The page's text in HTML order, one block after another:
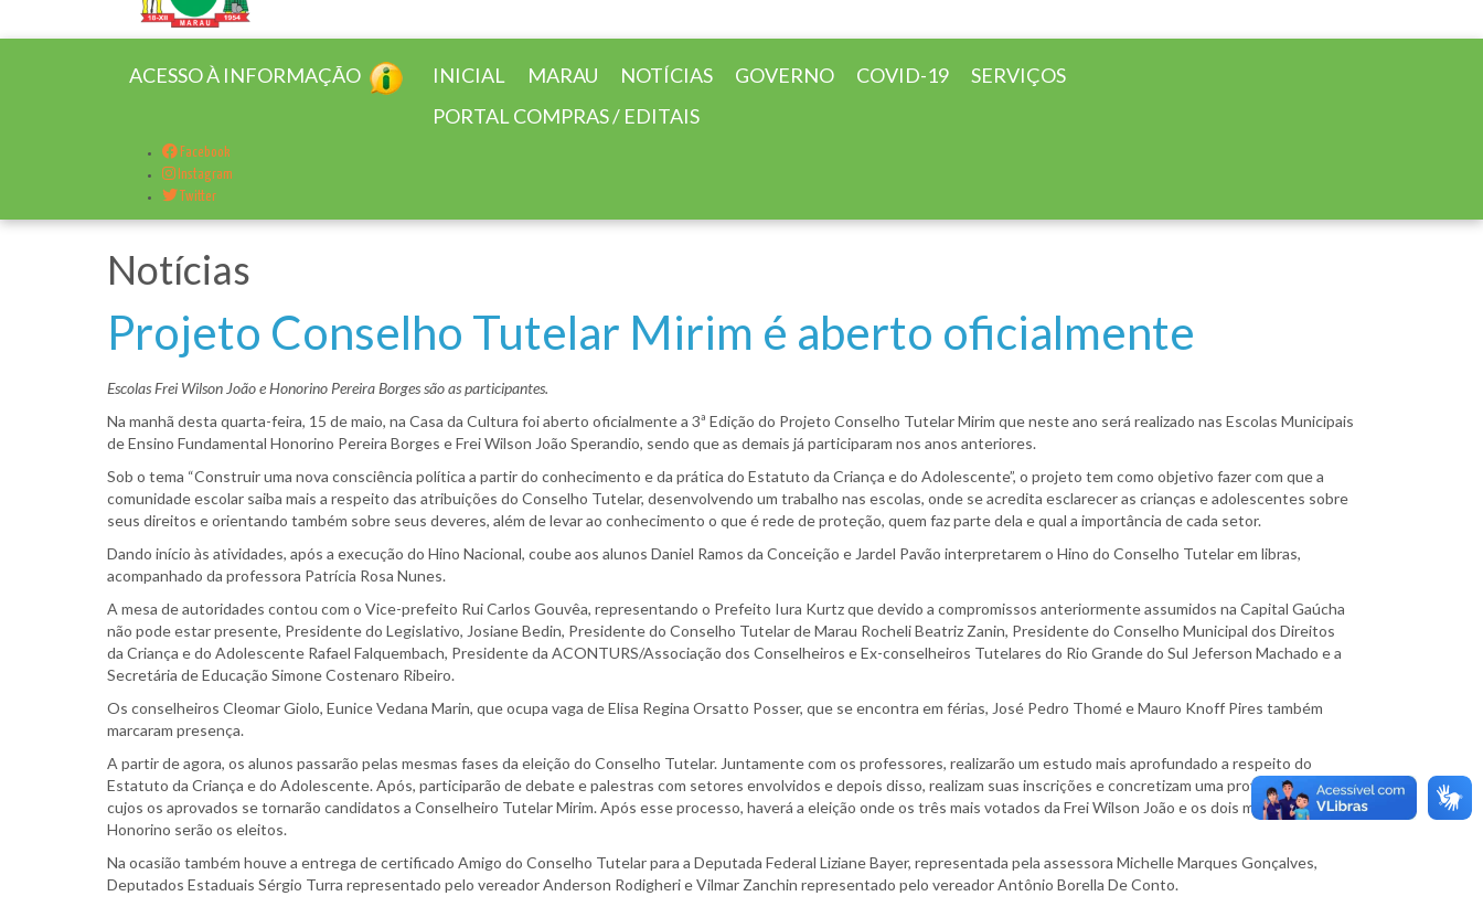
ACESSO À INFORMAÇÃO INICIAL MARAU NOTÍCIAS GOVERNO COVID-19
SERVIÇOS
PORTAL COMPRAS / EDITAIS
Facebook
Instagram
Twitter
Notícias
Projeto Conselho Tutelar Mirim é aberto oficialmente
Escolas Frei Wilson João e Honorino Pereira Borges são as participantes.
Na manhã desta quarta-feira, 15 de maio, na Casa da Cultura foi aberto oficialmente a 3ª Edição do Projeto Conselho Tutelar Mirim que neste ano será realizado nas Escolas Municipais
de Ensino Fundamental Honorino Pereira Borges e Frei Wilson João Sperandio, sendo que as demais já participaram nos anos anteriores.
Sob o tema “Construir uma nova consciência política a partir do conhecimento e da prática do Estatuto da Criança e do Adolescente”, o projeto tem como objetivo fazer com que a
comunidade escolar saiba mais a respeito das atribuições do Conselho Tutelar, desenvolvendo um trabalho nas escolas, onde se acredita esclarecer as crianças e adolescentes sobre
seus direitos e orientando também sobre seus deveres, além de levar ao conhecimento o que é rede de proteção, quem faz parte dela e qual a importância de cada setor.
Dando início às atividades, após a execução do Hino Nacional, coube aos alunos Daniel Ramos da Conceição e Jardel Pavão interpretarem o Hino do Conselho Tutelar em libras,
acompanhado da professora Patrícia Rosa Nunes.
A mesa de autoridades contou com o Vice-prefeito Rui Carlos Gouvêa, representando o Prefeito Iura Kurtz que devido a compromissos anteriormente assumidos na Capital Gaúcha
não pode estar presente, Presidente do Legislativo, Josiane Bedin, Presidente do Conselho Tutelar de Marau Rocheli Beatriz Zanin, Presidente do Conselho Municipal dos Direitos
da Criança e do Adolescente Rafael Falquembach, Presidente da ACONTURS/Associação dos Conselheiros e Ex-conselheiros Tutelares do Rio Grande do Sul Jeferson Machado e a
Secretária de Educação Simone Costenaro Ribeiro.
Os conselheiros Cleomar Giolo, Eunice Vedana Marin, que ocupa vaga de Elisa Regina Orsatto Posser, que se encontra em férias, José Pedro Thomé e Mauro Knoff Pires também
marcaram presença.
A partir de agora, os alunos passarão pelas mesmas fases da eleição do Conselho Tutelar. Juntamente com os professores, realizarão um estudo mais aprofundado a respeito do
Estatuto da Criança e do Adolescente. Após, participarão de debate e palestras com setores envolvidos e depois disso, realizam suas inscrições e concretizam uma prova escrita,
cujos os aprovados se tornarão candidatos a Conselheiro Tutelar Mirim. Após esse processo, haverá a eleição onde os três mais votados da Frei Wilson João e os dois mais votados da
Honorino serão os eleitos.
Na ocasião também houve a entrega de certificado Amigo do Conselho Tutelar para a Deputada Federal Liziane Bayer, representada pela assessora Michelle Marques Gonçalves,
Deputados Estaduais Sérgio Turra representado pelo vereador Anderson Rodigheri e Vilmar Zanchin representado pelo vereador Antônio Borella De Conto.